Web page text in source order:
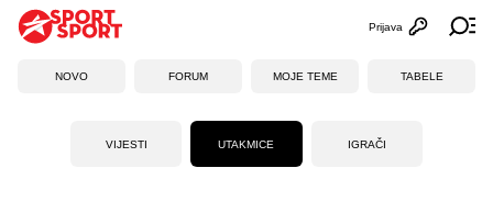
Otvori
Prijava
NOVO FORUM MOJE TEME TABELE
VIJESTI UTAKMICE IGRAČI